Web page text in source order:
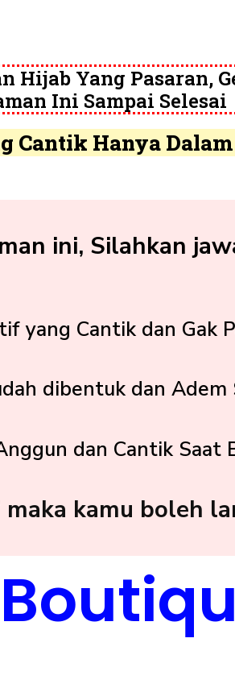
Hijab Yang Pasaran,
Ini Sampai Selesai
Cantik Hanya
ini, Silahkan
yang Cantik dan Gak
dibentuk dan Adem
dan Cantik Saat
maka kamu boleh